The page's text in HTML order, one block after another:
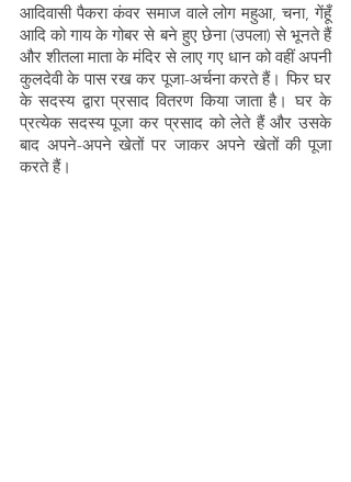
आदिवासी पैकरा कंवर समाज वाले लोग महुआ, चना, गेंहूँ
आदि को गाय के गोबर से बने हुए छेना (उपला) से भूनते हैं
और शीतला माता के मंदिर से लाए गए धान को वहीं अपनी
कुलदेवी के पास रख कर पूजा-अर्चना करते हैं। फिर घर
के सदस्य द्वारा प्रसाद वितरण किया जाता है। घर के
प्रत्येक सदस्य पूजा कर प्रसाद को लेते हैं और उसके
बाद अपने-अपने खेतों पर जाकर अपने खेतों की पूजा
करते हैं।